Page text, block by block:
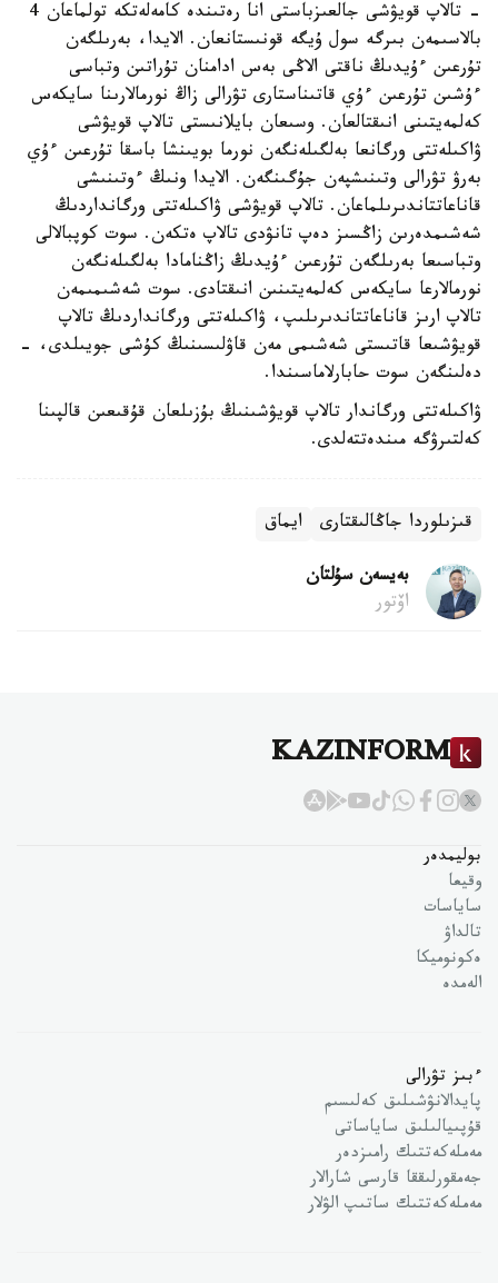
- تالاپ قويۋشى جالعىزباستى انا رەتىندە كامەلەتكە تولماعان 4
بالاسىمەن بىرگە سول ۇيگە قونىستانعان. الايدا، بەرىلگەن
تۇرعىن ءۇيدىڭ ناقتى الاڭى بەس ادامنان تۇراتىن وتباسى
ءۇشىن تۇرعىن ءۇي قاتىناستارى تۋرالى زاڭ نورمالارىنا سايكەس
كەلمەيتىنى انىقتالعان. وسىعان بايلانىستى تالاپ قويۋشى
ۋاكىلەتتى ورگانعا بەلگىلەنگەن نورما بويىنشا باسقا تۇرعىن ءۇي
بەرۋ تۋرالى وتىنىشپەن جۇگىنگەن. الايدا ونىڭ ءوتىنىشى
قاناعاتتاندىرىلماعان. تالاپ قويۋشى ۋاكىلەتتى ورگانداردىڭ
شەشىمدەرىن زاڭسىز دەپ تانۋدى تالاپ ەتكەن. سوت كوپبالالى
وتباسىعا بەرىلگەن تۇرعىن ءۇيدىڭ زاڭنامادا بەلگىلەنگەن
نورمالارعا سايكەس كەلمەيتىنىن انىقتادى. سوت شەشىمىمەن
تالاپ ارىز قاناعاتتاندىرىلىپ، ۋاكىلەتتى ورگانداردىڭ تالاپ
قويۋشىعا قاتىستى شەشىمى مەن قاۋلىسىنىڭ كۇشى جويىلدى، -
دەلىنگەن سوت حابارلاماسىندا.
ۋاكىلەتتى ورگاندار تالاپ قويۋشىنىڭ بۇزىلعان قۇقىعىن قالپىنا
كەلتىرۋگە مىندەتتەلدى.
قىزىلوردا جاڭالىقتارى ايماق
بەيسەن سۇلتان
اۆتور
KAZINFORM
بوليمدەر
وقيعا
ساياسات
تالداۋ
ەكونوميكا
الەمدە
ءبىز تۋرالى
پايدالانۋشىلىق كەلىسىم
قۇپىيالىلىق ساياساتى
مەملەكەتتىك رامىزدەر
جەمقورلىققا قارسى شارالار
مەملەكەتتىك ساتىپ الۋلار